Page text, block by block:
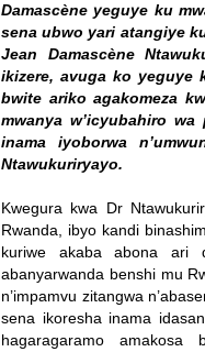
Damascène yeguye ku
sena ubwo yari atangiye
Jean Damascène
ikizere, avuga ko yeguye
bwite ariko agakomeza
mwanya w’icyubahiro
inama iyoborwa
Ntawukuriryayo.
Kwegura kwa Dr
Rwanda, ibyo kandi
kuriwe akaba abona ari
abanyarwanda benshi mu
n’impamvu zitangwa
sena ikoresha inama
hagaragaramo